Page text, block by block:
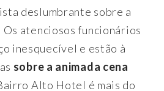
deslumbrante sobre a
atenciosos funcionários
inesquecível e estão à
sobre a animada cena
Alto Hotel é mais do